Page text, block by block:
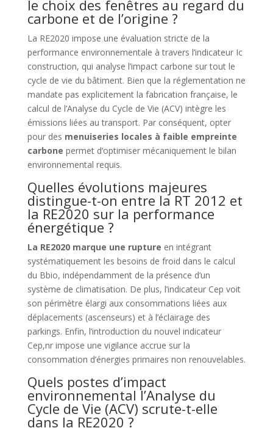
le choix des fenêtres au regard du
carbone et de l’origine ?
La RE2020 impose une évaluation stricte de la
performance environnementale à travers l’indicateur Ic
construction, qui analyse l’impact carbone sur tout le
cycle de vie du bâtiment. Bien que la réglementation ne
mandate pas explicitement la fabrication française, le
calcul de l’Analyse du Cycle de Vie (ACV) intègre les
émissions liées au transport. Par conséquent, opter
pour des menuiseries locales à faible empreinte
carbone permet d’optimiser mécaniquement le bilan
environnemental requis.
Quelles évolutions majeures
distingue-t-on entre la RT 2012 et
la RE2020 sur la performance
énergétique ?
La RE2020 marque une rupture en intégrant
systématiquement les besoins de froid dans le calcul
du Bbio, indépendamment de la présence d’un
système de climatisation. De plus, l’indicateur Cep voit
son périmètre élargi aux consommations liées aux
déplacements (ascenseurs) et à l’éclairage des
parkings. Enfin, l’introduction du nouvel indicateur
Cep,nr impose une vigilance accrue sur la
consommation d’énergies primaires non renouvelables.
Quels postes d’impact
environnemental l’Analyse du
Cycle de Vie (ACV) scrute-t-elle
dans la RE2020 ?